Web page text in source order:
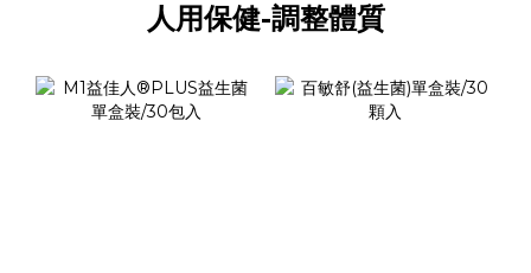
人用保健-調整體質